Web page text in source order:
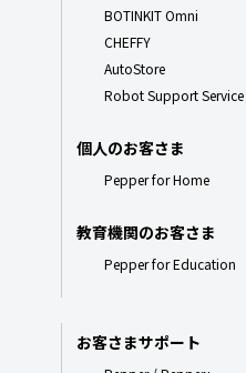
BOTINKIT Omni
CHEFFY
AutoStore
Robot Support Service
個人のお客さま
Pepper for Home
教育機関のお客さま
Pepper for Education
お客さまサポート